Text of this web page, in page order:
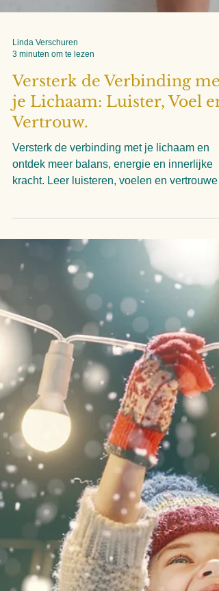
Linda Verschuren
3 minuten om te lezen
Versterk de Verbinding met
je Lichaam: Luister, Voel en
Vertrouw.
kracht. Leer luisteren, voelen en vertrouwen
op je lichaa